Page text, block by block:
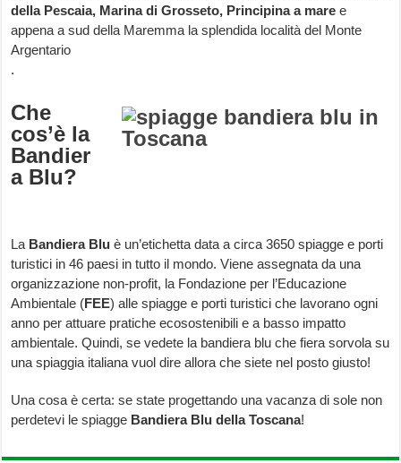
della Pescaia, Marina di Grosseto, Principina a mare e
appena a sud della Maremma la splendida località del Monte
Argentario
.
Che
cos’è la
Bandier
a Blu?
La Bandiera Blu è un’etichetta data a circa 3650 spiagge e porti
turistici in 46 paesi in tutto il mondo. Viene assegnata da una
organizzazione non-profit, la Fondazione per l’Educazione
Ambientale (FEE) alle spiagge e porti turistici che lavorano ogni
anno per attuare pratiche ecosostenibili e a basso impatto
ambientale. Quindi, se vedete la bandiera blu che fiera sorvola su
una spiaggia italiana vuol dire allora che siete nel posto giusto!
Una cosa è certa: se state progettando una vacanza di sole non
perdetevi le spiagge Bandiera Blu della Toscana!